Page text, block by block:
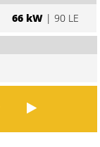
66 kW| 90 LE